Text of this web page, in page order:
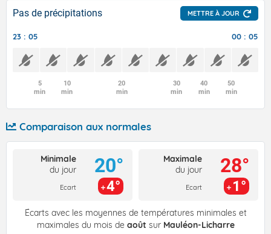
Pas de précipitations METTRE À JOUR
23 : 05 00 : 05
5
min
10
min
20
min
30
min
40
min
50
min
Comparaison aux normales
Minimale
du jour
Ecart
20°
4°
Maximale
du jour
Ecart
28°
1°
Écarts avec les moyennes de températures minimales et
maximales du mois de août sur Mauléon-Licharre